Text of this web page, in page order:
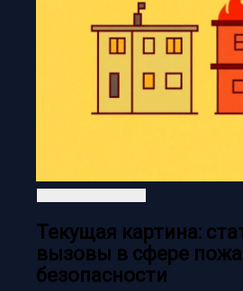
Текущая картина:
вызовы в сфере
безопасности